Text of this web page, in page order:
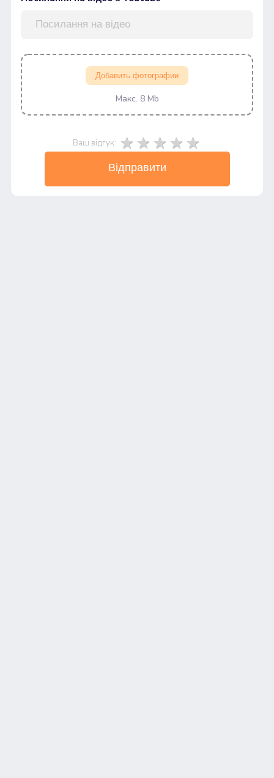
Добавить фотографии
Макс. 8 Mb
Ваш відгук:
Відправити